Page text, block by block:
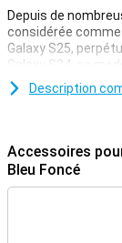
Depuis de
considérée comme
Galaxy S25,
Galaxy S24, ce
notamment trois
processeurs les
souhaitent
vidéos d'une
ajouté toutes
Galaxy AI : des
Description
Accessoires
Bleu Foncé